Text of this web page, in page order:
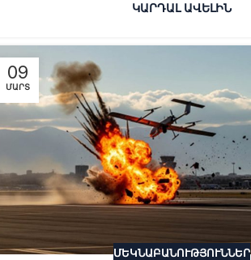
ԿԱՐԴԱԼ ԱՎԵԼԻՆ
09
ՄԱՐՏ
ՄԵԿՆԱԲԱՆՈՒԹՅՈՒՆՆԵՐ